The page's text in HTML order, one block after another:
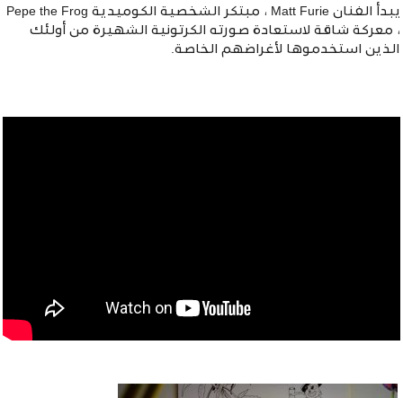
يبدأ الفنان Matt Furie ، مبتكر الشخصية الكوميدية Pepe the Frog
، معركة شاقة لاستعادة صورته الكرتونية الشهيرة من أولئك
الذين استخدموها لأغراضهم الخاصة.